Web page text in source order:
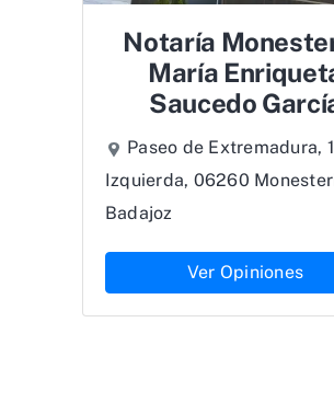
Notaría
María
Saucedo
Paseo de Extremadura,
Izquierda, 06260
Badajoz
Ver Opiniones